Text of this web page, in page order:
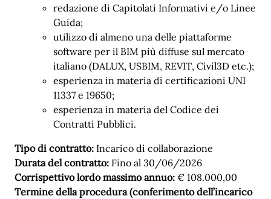
redazione di Capitolati Informativi e/o Linee
Guida;
utilizzo di almeno una delle piattaforme
software per il BIM più diffuse sul mercato
italiano (DALUX, USBIM, REVIT, Civil3D etc.);
esperienza in materia di certificazioni UNI
11337 e 19650;
esperienza in materia del Codice dei
Contratti Pubblici.
Tipo di contratto: Incarico di collaborazione
Durata del contratto: Fino al 30/06/2026
Corrispettivo lordo massimo annuo: € 108.000,00
Termine della procedura (conferimento dell’incarico